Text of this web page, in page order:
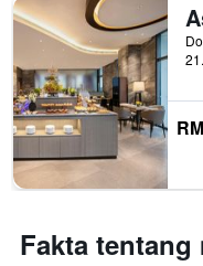
Fakta